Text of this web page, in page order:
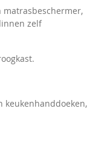
matrasbeschermer,
zelf
keukenhanddoeken,